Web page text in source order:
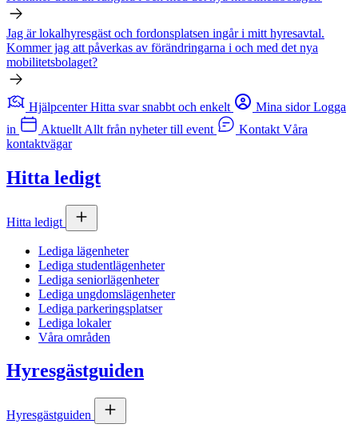
Jag är lokalhyresgäst och fordonsplatsen ingår i mitt hyresavtal.
Kommer jag att påverkas av förändringarna i och med det nya
mobilitetsbolaget?
Hjälpcenter Hitta svar snabbt och enkelt Mina sidor Logga
in
Aktuellt Allt från nyheter till event Kontakt Våra
kontaktvägar
Hitta ledigt
Hitta ledigt
Lediga lägenheter
Lediga studentlägenheter
Lediga seniorlägenheter
Lediga ungdomslägenheter
Lediga parkeringsplatser
Lediga lokaler
Våra områden
Hyresgästguiden
Hyresgästguiden